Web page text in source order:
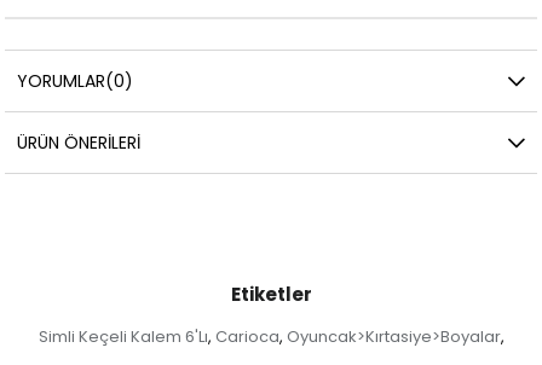
YORUMLAR(0)
ÜRÜN ÖNERILERI
Etiketler
Simli Keçeli Kalem 6'Lı, Carioca, Oyuncak>Kırtasiye>Boyalar,